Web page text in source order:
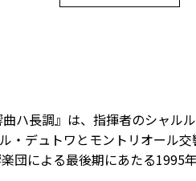
ハ長調』は、指揮者のシャル
デュトワとモントリオール交
団による最後期にあたる1995